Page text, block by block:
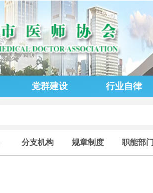
党群建设 行业自律
分支机构 规章制度 职能部门